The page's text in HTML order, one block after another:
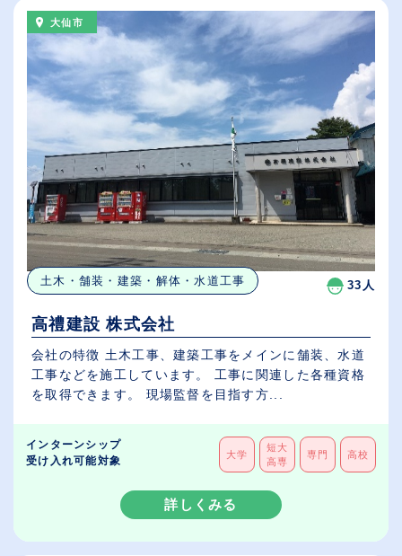
大仙市
土木・舗装・建築・解体・水道工事 33人
高禮建設 株式会社
会社の特徴 土木工事、建築工事をメインに舗装、水道
工事などを施工しています。 工事に関連した各種資格
を取得できます。 現場監督を目指す方...
インターンシップ
受け入れ可能対象
大学
短大
高専
専門 高校
詳しくみる